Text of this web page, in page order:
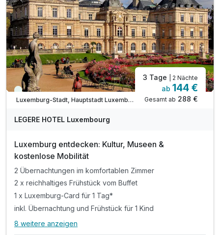
Immer verfügbar
Luxemburg-Stadt, Hauptstadt Luxemburg
3 Tage | 2 Nächte
ab 144 €
Gesamt ab 288 €
LEGERE HOTEL Luxembourg
Luxemburg entdecken: Kultur, Museen &
kostenlose Mobilität
2 Übernachtungen im komfortablen Zimmer
2 x reichhaltiges Frühstück vom Buffet
1 x Luxemburg-Card für 1 Tag*
inkl. Übernachtung und Frühstück für 1 Kind
Alle Inklusivleistungen
8 weitere anzeigen